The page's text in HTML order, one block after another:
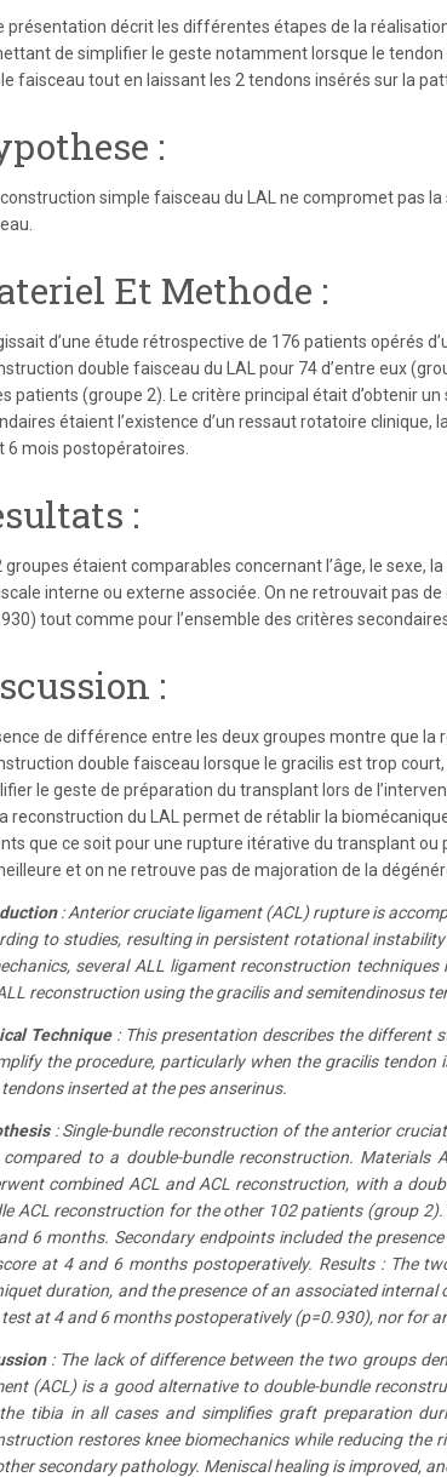
présentation décrit les différentes étapes de la
de simplifier le geste notamment lorsque le
faisceau tout en laissant les 2 tendons insérés sur la
:
simple faisceau du LAL ne compromet pas
Et Methode :
d’une étude rétrospective de 176 patients opérés
double faisceau du LAL pour 74 d’entre eux
patients (groupe 2). Le critère principal était d’obtenir
étaient l’existence d’un ressaut rotatoire clinique,
6 mois postopératoires.
:
groupes étaient comparables concernant l’âge, le sexe,
interne ou externe associée. On ne retrouvait pas
tout comme pour l’ensemble des critères
:
de différence entre les deux groupes montre que
double faisceau lorsque le gracilis est trop
le geste de préparation du transplant lors de
reconstruction du LAL permet de rétablir la
que ce soit pour une rupture itérative du transplant
et on ne retrouve pas de majoration de la
: Anterior cruciate ligament (ACL) rupture is
to studies, resulting in persistent rotational
several ALL ligament reconstruction
reconstruction using the gracilis and semitendinosus
Technique: This presentation describes the different
the procedure, particularly when the gracilis
inserted at the pes anserinus.
: Single-bundle reconstruction of the anterior
compared to a double-bundle reconstruction.
combined ACL and ACL reconstruction, with a
ACL reconstruction for the other 102 patients (group
6 months. Secondary endpoints included the
at 4 and 6 months postoperatively. Results : The
duration, and the presence of an associated
test at 4 and 6 months postoperatively (p=0.930), nor for
: The lack of difference between the two groups
(ACL) is a good alternative to double-bundle
tibia in all cases and simplifies graft preparation
restores knee biomechanics while reducing
secondary pathology. Meniscal healing is improved,